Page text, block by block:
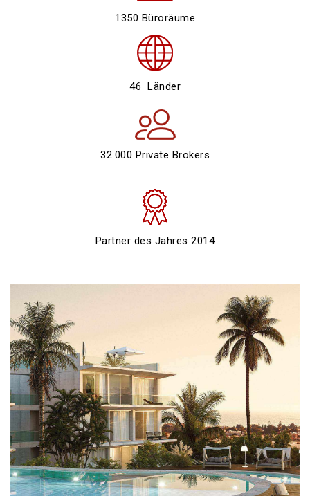
1350 Büroräume
46 Länder
32.000 Private Brokers
Partner des Jahres 2014